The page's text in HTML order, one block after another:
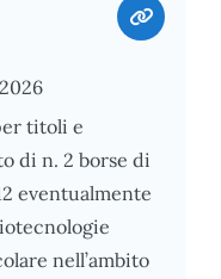
titoli e
di n. 2 borse di
eventualmente
nell’ambito